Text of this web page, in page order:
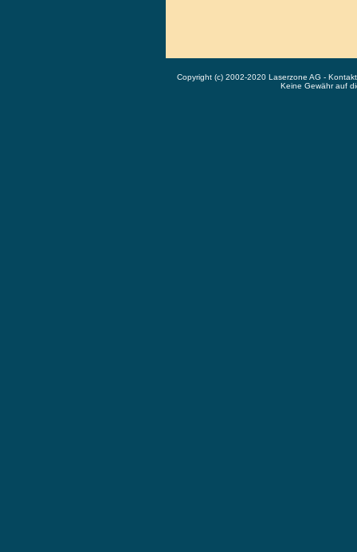
Copyright (c) 2002-2020 Laserzone AG -
Keine Gewähr auf